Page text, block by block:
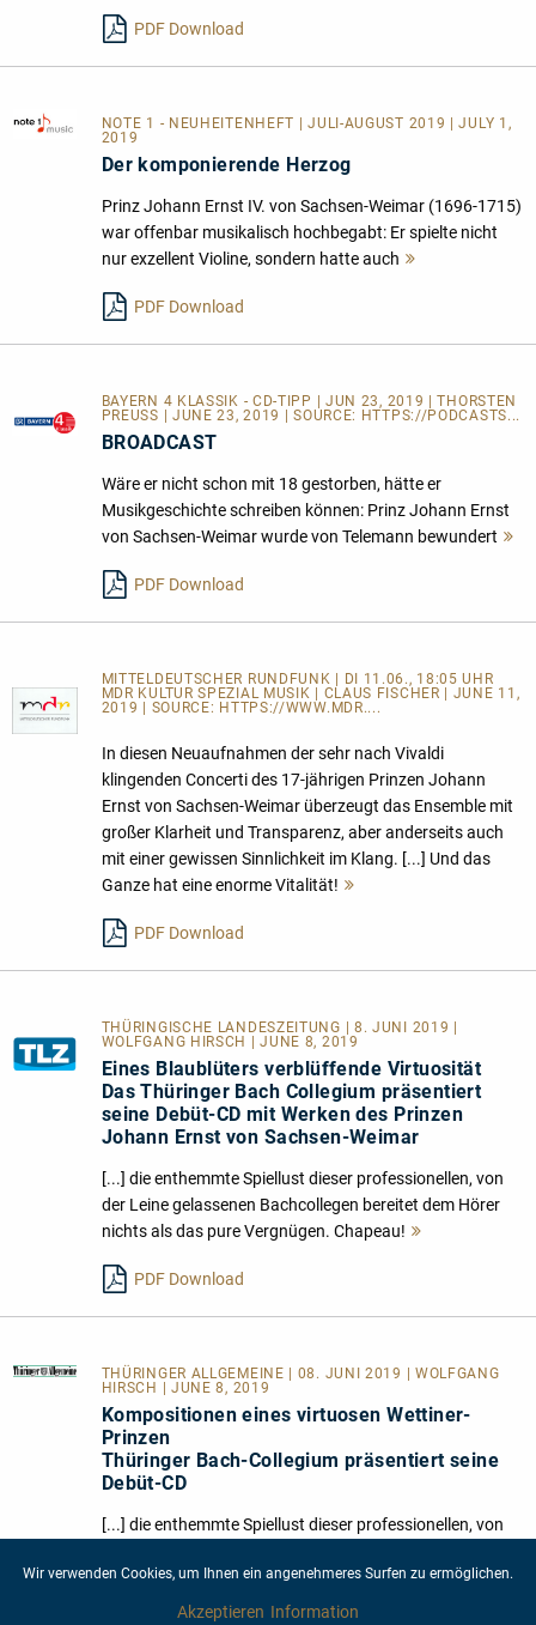
Wir verwenden Cookies, um Ihnen ein angenehmeres Surfen zu ermöglichen.
Akzeptieren Information
PDF Download
NOTE 1 - NEUHEITENHEFT
| JULI-AUGUST 2019 | JULY 1,
2019
Der komponierende Herzog
Prinz Johann Ernst IV. von Sachsen-Weimar (1696-1715)
war offenbar musikalisch hochbegabt: Er spielte nicht
nur exzellent Violine, sondern hatte auch
PDF Download
BAYERN 4 KLASSIK - CD-TIPP | JUN 23, 2019 | THORSTEN
PREUSS | JUNE 23, 2019 | SOURCE: HTTPS://PODCASTS...
BROADCAST
Wäre er nicht schon mit 18 gestorben, hätte er
Musikgeschichte schreiben können: Prinz Johann Ernst
von Sachsen-Weimar wurde von Telemann bewundert
PDF Download
MITTELDEUTSCHER RUNDFUNK | DI 11.06., 18:05 UHR
MDR KULTUR SPEZIAL MUSIK | CLAUS FISCHER | JUNE 11,
2019 | SOURCE: HTTPS://WWW.MDR....
In diesen Neuaufnahmen der sehr nach Vivaldi
klingenden Concerti des 17-jährigen Prinzen Johann
Ernst von Sachsen-Weimar überzeugt das Ensemble mit
großer Klarheit und Transparenz, aber anderseits auch
mit einer gewissen Sinnlichkeit im Klang. [...] Und das
Ganze hat eine enorme Vitalität!
PDF Download
THÜRINGISCHE LANDESZEITUNG | 8. JUNI 2019 |
WOLFGANG HIRSCH | JUNE 8, 2019
Eines Blaublüters verblüffende Virtuosität
Das Thüringer Bach Collegium präsentiert
seine Debüt-CD mit Werken des Prinzen
Johann Ernst von Sachsen-Weimar
[...] die enthemmte Spiellust dieser professionellen, von
der Leine gelassenen Bachcollegen bereitet dem Hörer
nichts als das pure Vergnügen. Chapeau!
PDF Download
THÜRINGER ALLGEMEINE
| 08. JUNI 2019 | WOLFGANG
HIRSCH | JUNE 8, 2019
Kompositionen eines virtuosen Wettiner-
Prinzen
Thüringer Bach-Collegium präsentiert seine
Debüt-CD
[...] die enthemmte Spiellust dieser professionellen, von
nichts als das pure Vergnügen. Chapeau!
Mehr